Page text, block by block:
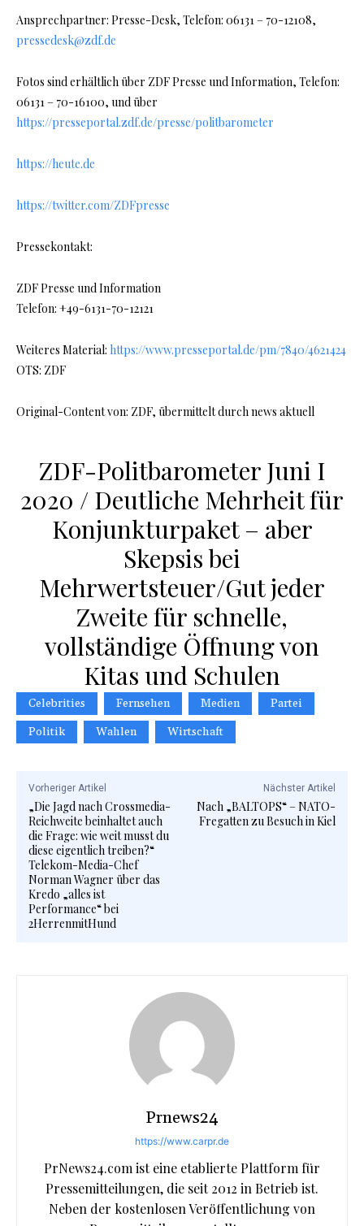
Ansprechpartner: Presse-Desk, Telefon: 06131 – 70-12108,
pressedesk@zdf.de
Fotos sind erhältlich über ZDF Presse und Information, Telefon:
06131 – 70-16100, und über
https://presseportal.zdf.de/presse/politbarometer
https://heute.de
https://twitter.com/ZDFpresse
Pressekontakt:
ZDF Presse und Information
Telefon: +49-6131-70-12121
Weiteres Material: https://www.presseportal.de/pm/7840/4621424
OTS: ZDF
Original-Content von: ZDF, übermittelt durch news aktuell
ZDF-Politbarometer Juni I
2020 / Deutliche Mehrheit für
Konjunkturpaket – aber
Skepsis bei
Mehrwertsteuer/Gut jeder
Zweite für schnelle,
vollständige Öffnung von
Kitas und Schulen
Celebrities Fernsehen Medien
Partei
Politik
Wahlen Wirtschaft
Vorheriger Artikel
„Die Jagd nach Crossmedia-
Reichweite beinhaltet auch
die Frage: wie weit musst du
diese eigentlich treiben?“
Telekom-Media-Chef
Norman Wagner über das
Kredo „alles ist
Performance“ bei
2HerrenmitHund
Nächster Artikel
Nach „BALTOPS“ – NATO-
Fregatten zu Besuch in Kiel
Prnews24
https://www.carpr.de
PrNews24.com ist eine etablierte Plattform für
Pressemitteilungen, die seit 2012 in Betrieb ist.
Neben der kostenlosen Veröffentlichung von